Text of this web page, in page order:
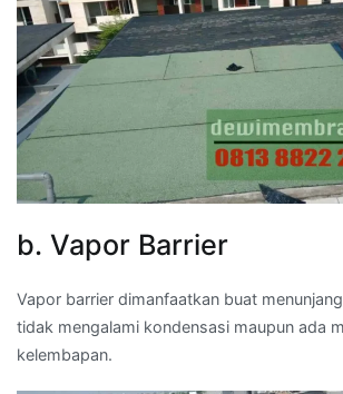
b. Vapor Barrier
Vapor barrier dimanfaatkan buat
tidak mengalami kondensasi maupun ada
kelembapan.